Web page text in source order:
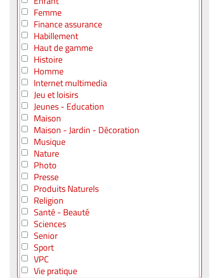
Femme
Finance assurance
Habillement
Haut de gamme
Histoire
Homme
Internet multimedia
Jeu et loisirs
Jeunes - Education
Maison
Maison - Jardin - Décoration
Musique
Nature
Photo
Presse
Produits Naturels
Religion
Santé - Beauté
Sciences
Senior
Sport
VPC
Vie pratique